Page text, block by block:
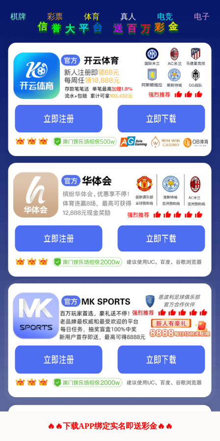
hi 💗
Hey Guys!
我们即将上线啦...
我们的网站正在建设.
它将是非常棒的网站.
联系我们!